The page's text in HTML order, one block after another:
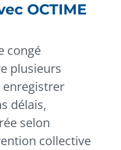
OCTIME
congé
plusieurs
enregistrer
délais,
selon
collective